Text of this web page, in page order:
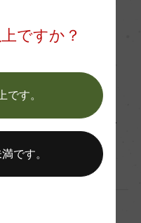
ペドロ・ヒメネス
酒精強化をした一
分類されます）。
ですか？
す。
です。